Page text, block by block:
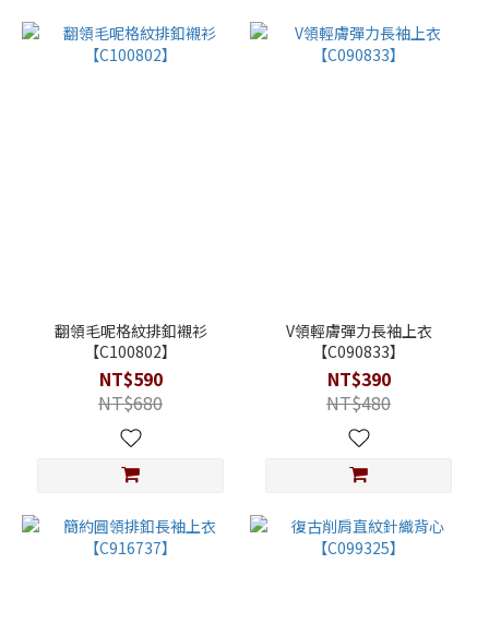
翻領毛呢格紋排釦襯衫
【C100802】
NT$590
NT$680
V領輕膚彈力長袖上衣
【C090833】
NT$390
NT$480